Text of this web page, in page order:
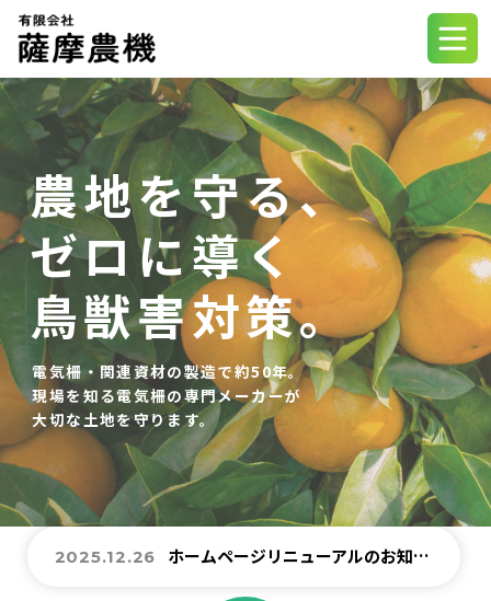
ホーム
電気柵について
製品情報
動物別対策
よくあるご質問
会社概要
お問い合わせ
プライバシーポリシー
お知らせ
農地を守る、
ゼロに導く
鳥獣害対策。
電気柵・関連資材の製造で約50年。
現場を知る電気柵の専門メーカーが
大切な土地を守ります。
2025.12.26 ホームページリニューアルのお知らせ